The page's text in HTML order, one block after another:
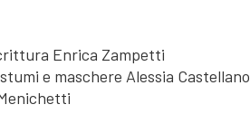
Enrica Zampetti
e maschere Alessia Castellano